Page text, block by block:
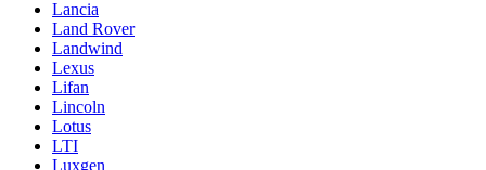
Lancia
Land Rover
Landwind
Lexus
Lifan
Lincoln
Lotus
LTI
Luxgen